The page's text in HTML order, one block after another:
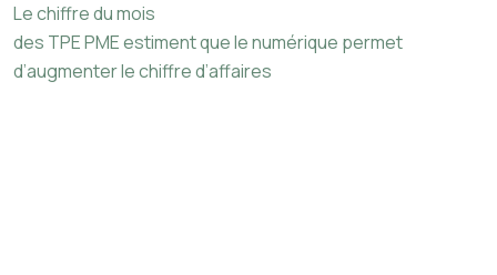
Le chiffre du mois
des TPE PME estiment que le numérique permet
d’augmenter le chiffre d’affaires